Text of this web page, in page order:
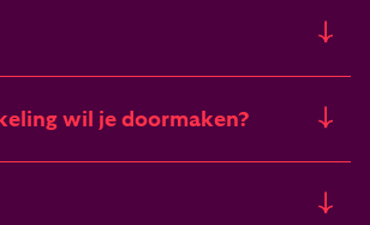
wil je doormaken?